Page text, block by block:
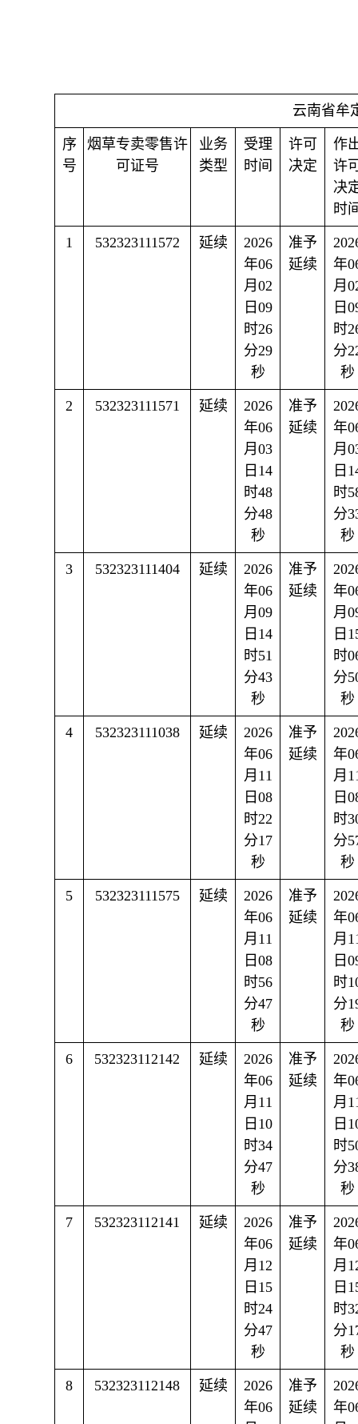
云南省牟
序
号
烟草专卖零售许
可证号
业务
类型
受理
时间
许可
决定
作
许
决
时
1 532323111572 延续
2026
年06
月02
日09
时26
分29
秒
准予
延续
年
月
日
时
分
秒
2 532323111571 延续
2026
年06
月03
日14
时48
分48
秒
准予
延续
年
月
日
时
分
秒
3 532323111404 延续
2026
年06
月09
日14
时51
分43
秒
准予
延续
年
月
日
时
分
秒
4 532323111038 延续
2026
年06
月11
日08
时22
分17
秒
准予
延续
年
月
日
时
分
秒
5 532323111575 延续
2026
年06
月11
日08
时56
分47
秒
准予
延续
年
月
日
时
分
秒
6 532323112142 延续
2026
年06
月11
日10
时34
分47
秒
准予
延续
年
月
日
时
分
秒
7 532323112141 延续
2026
年06
月12
日15
时24
分47
秒
准予
延续
年
月
日
时
分
秒
8 532323112148 延续
2026
年06
准予
延续
年